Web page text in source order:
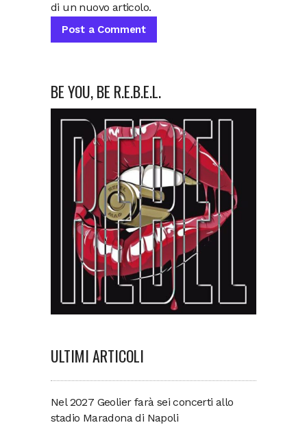
di un nuovo articolo.
BE YOU, BE R.E.B.E.L.
ULTIMI ARTICOLI
Nel 2027 Geolier farà sei concerti allo
stadio Maradona di Napoli